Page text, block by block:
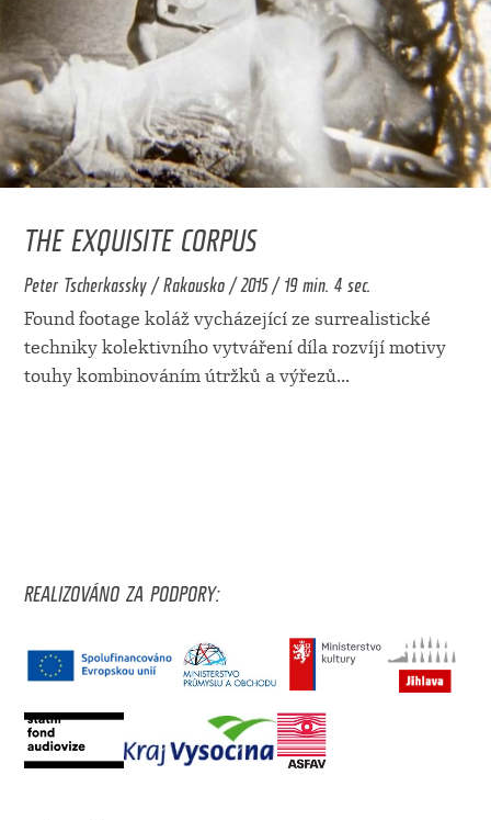
THE EXQUISITE CORPUS
Peter Tscherkassky / Rakousko / 2015 / 19 min. 4 sec.
Found footage koláž vycházející ze surrealistické
techniky kolektivního vytváření díla rozvíjí motivy
touhy kombinováním útržků a výřezů...
REALIZOVÁNO ZA PODPORY: